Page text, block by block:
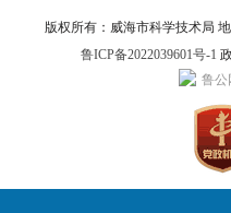
版权所有：威海市科学技术局
鲁ICP备2022039601号-1
鲁公